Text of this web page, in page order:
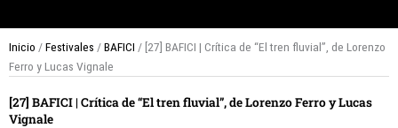
Inicio /Festivales /BAFICI / [27] BAFICI | Crítica de “El tren fluvial”, de Lorenzo
Ferro y Lucas Vignale
[27] BAFICI | Crítica de “El tren fluvial”, de Lorenzo Ferro y Lucas
Vignale